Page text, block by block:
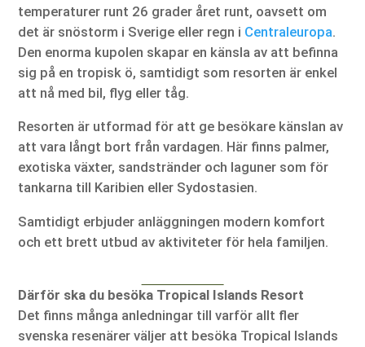
temperaturer runt 26 grader året runt, oavsett om
det är snöstorm i Sverige eller regn i Centraleuropa.
Den enorma kupolen skapar en känsla av att befinna
sig på en tropisk ö, samtidigt som resorten är enkel
att nå med bil, flyg eller tåg.
Resorten är utformad för att ge besökare känslan av
att vara långt bort från vardagen. Här finns palmer,
exotiska växter, sandstränder och laguner som för
tankarna till Karibien eller Sydostasien.
Samtidigt erbjuder anläggningen modern komfort
och ett brett utbud av aktiviteter för hela familjen.
Därför ska du besöka Tropical Islands Resort
Det finns många anledningar till varför allt fler
svenska resenärer väljer att besöka Tropical Islands